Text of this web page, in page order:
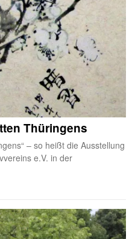
Thüringens
– so heißt die Ausstellung
e.V. in der